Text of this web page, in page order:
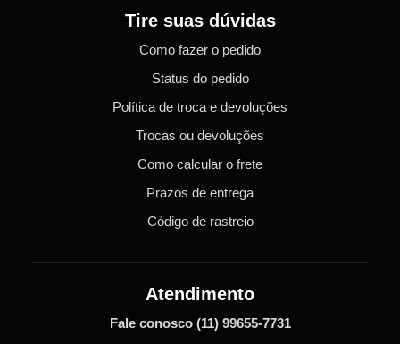
Tire suas dúvidas
Como fazer o pedido
Status do pedido
Política de troca e devoluções
Trocas ou devoluções
Como calcular o frete
Prazos de entrega
Código de rastreio
Atendimento
Fale conosco (11) 99655-7731